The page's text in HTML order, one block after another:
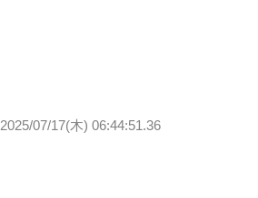
2025/07/17(木) 06:44:51.36